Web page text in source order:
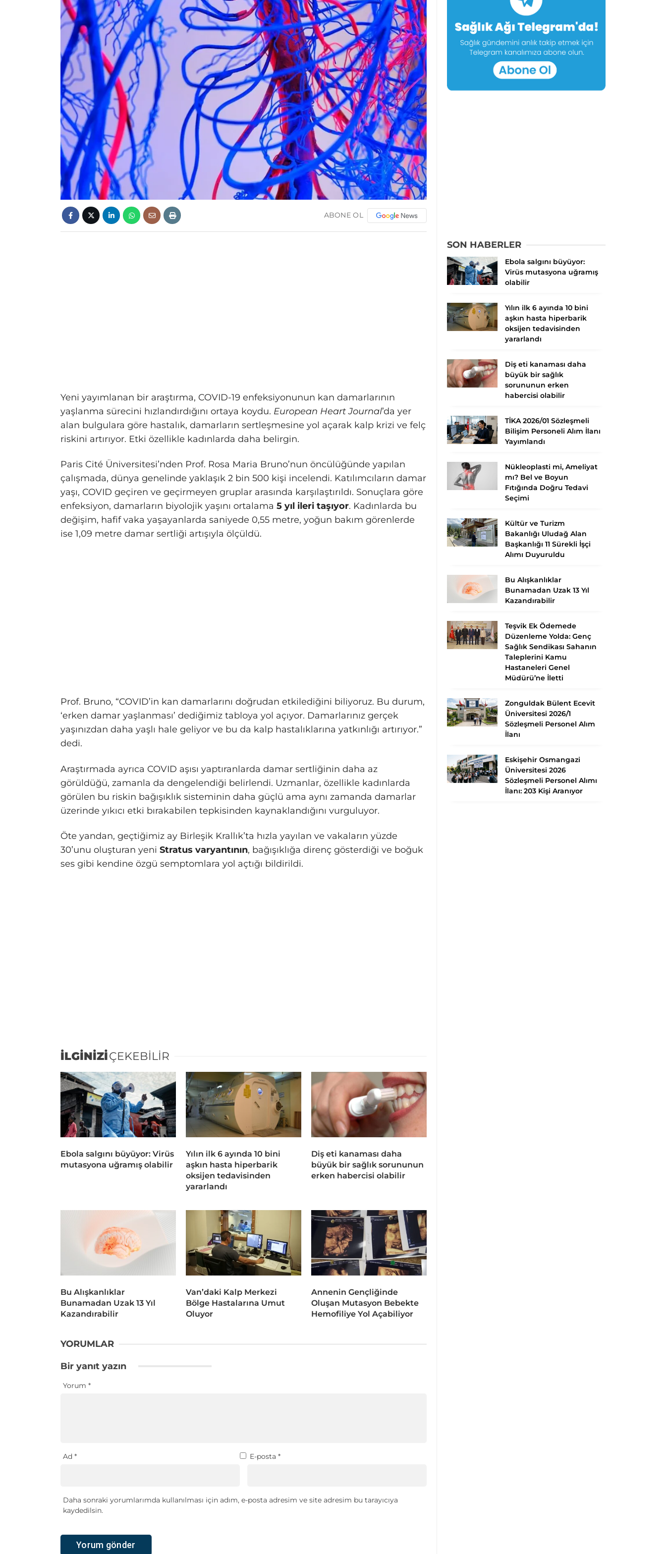
ABONE OL
Yeni yayımlanan bir araştırma, COVID-19 enfeksiyonunun kan damarlarının
yaşlanma sürecini hızlandırdığını ortaya koydu. European Heart Journal’da yer
alan bulgulara göre hastalık, damarların sertleşmesine yol açarak kalp krizi ve felç
riskini artırıyor. Etki özellikle kadınlarda daha belirgin.
Paris Cité Üniversitesi’nden Prof. Rosa Maria Bruno’nun öncülüğünde yapılan
çalışmada, dünya genelinde yaklaşık 2 bin 500 kişi incelendi. Katılımcıların damar
yaşı, COVID geçiren ve geçirmeyen gruplar arasında karşılaştırıldı. Sonuçlara göre
enfeksiyon, damarların biyolojik yaşını ortalama 5 yıl ileri taşıyor. Kadınlarda bu
değişim, hafif vaka yaşayanlarda saniyede 0,55 metre, yoğun bakım görenlerde
ise 1,09 metre damar sertliği artışıyla ölçüldü.
Prof. Bruno, “COVID’in kan damarlarını doğrudan etkilediğini biliyoruz. Bu durum,
‘erken damar yaşlanması’ dediğimiz tabloya yol açıyor. Damarlarınız gerçek
yaşınızdan daha yaşlı hale geliyor ve bu da kalp hastalıklarına yatkınlığı artırıyor.”
dedi.
Araştırmada ayrıca COVID aşısı yaptıranlarda damar sertliğinin daha az
görüldüğü, zamanla da dengelendiği belirlendi. Uzmanlar, özellikle kadınlarda
görülen bu riskin bağışıklık sisteminin daha güçlü ama aynı zamanda damarlar
üzerinde yıkıcı etki bırakabilen tepkisinden kaynaklandığını vurguluyor.
Öte yandan, geçtiğimiz ay Birleşik Krallık’ta hızla yayılan ve vakaların yüzde
30’unu oluşturan yeni Stratus varyantının, bağışıklığa direnç gösterdiği ve boğuk
ses gibi kendine özgü semptomlara yol açtığı bildirildi.
İLGİNİZİÇEKEBİLİR
Ebola salgını büyüyor: Virüs
mutasyona uğramış olabilir
Yılın ilk 6 ayında 10 bini
aşkın hasta hiperbarik
oksijen tedavisinden
yararlandı
Diş eti kanaması daha
büyük bir sağlık sorununun
erken habercisi olabilir
Bu Alışkanlıklar
Bunamadan Uzak 13 Yıl
Kazandırabilir
Van’daki Kalp Merkezi
Bölge Hastalarına Umut
Oluyor
Annenin Gençliğinde
Oluşan Mutasyon Bebekte
Hemofiliye Yol Açabiliyor
YORUMLAR
Bir yanıt yazın
Yorum *
Ad * E-posta *
Daha sonraki yorumlarımda kullanılması için adım, e-posta adresim ve site adresim bu tarayıcıya
kaydedilsin.
SON HABERLER
Ebola salgını büyüyor:
Virüs mutasyona uğramış
olabilir
Yılın ilk 6 ayında 10 bini
aşkın hasta hiperbarik
oksijen tedavisinden
yararlandı
Diş eti kanaması daha
büyük bir sağlık
sorununun erken
habercisi olabilir
TİKA 2026/01 Sözleşmeli
Bilişim Personeli Alım İlanı
Yayımlandı
Nükleoplasti mi, Ameliyat
mı? Bel ve Boyun
Fıtığında Doğru Tedavi
Seçimi
Kültür ve Turizm
Bakanlığı Uludağ Alan
Başkanlığı 11 Sürekli İşçi
Alımı Duyuruldu
Bu Alışkanlıklar
Bunamadan Uzak 13 Yıl
Kazandırabilir
Teşvik Ek Ödemede
Düzenleme Yolda: Genç
Sağlık Sendikası Sahanın
Taleplerini Kamu
Hastaneleri Genel
Müdürü’ne İletti
Zonguldak Bülent Ecevit
Üniversitesi 2026/1
Sözleşmeli Personel Alım
İlanı
Eskişehir Osmangazi
Üniversitesi 2026
Sözleşmeli Personel Alımı
İlanı: 203 Kişi Aranıyor